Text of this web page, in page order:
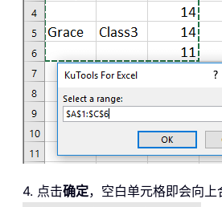
4. 点击确定，空白单元格即会向上